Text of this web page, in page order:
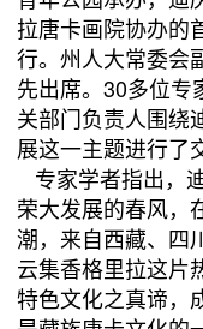
拉唐卡画院协办的
行。州人大常委会
先出席。30多位专
关部门负责人围绕
展这一主题进行了
专家学者指出，
荣大发展的春风，
潮，来自西藏、四
云集香格里拉这片
特色文化之真谛，